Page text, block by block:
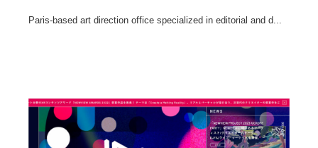
Paris-based art direction office specialized in editorial and d...